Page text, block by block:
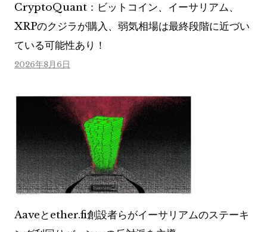
CryptoQuant：ビットコイン、イーサリアム、
XRPのクジラが購入、弱気相場は最終段階に近づい
ている可能性あり！
2026年8月6日
Aaveとether.fi創設者らがイーサリアムのステーキ